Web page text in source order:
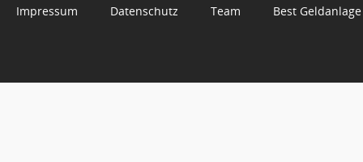
Impressum Datenschutz Team Best Geldanlage